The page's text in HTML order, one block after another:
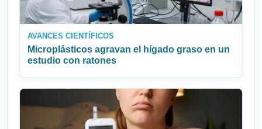
AVANCES CIENTÍFICOS
Microplásticos agravan el hígado graso en un
estudio con ratones